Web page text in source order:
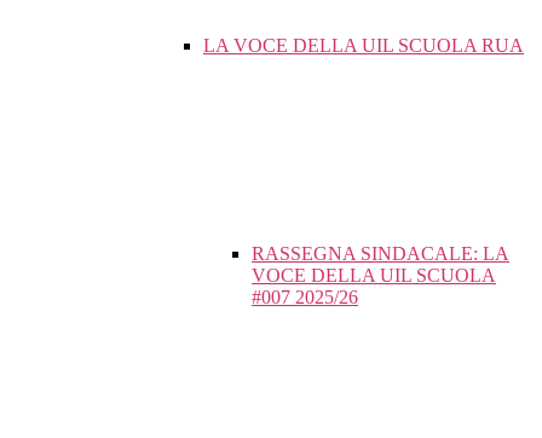
LA VOCE DELLA UIL SCUOLA RUA
RASSEGNA SINDACALE: LA
VOCE DELLA UIL SCUOLA
#007 2025/26